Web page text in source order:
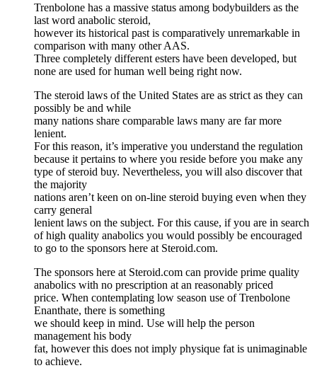
Trenbolone has a massive status among bodybuilders as the
last word anabolic steroid,
however its historical past is comparatively unremarkable in
comparison with many other AAS.
Three completely different esters have been developed, but
none are used for human well being right now.
The steroid laws of the United States are as strict as they can
possibly be and while
many nations share comparable laws many are far more
lenient.
For this reason, it’s imperative you understand the regulation
because it pertains to where you reside before you make any
type of steroid buy. Nevertheless, you will also discover that
the majority
nations aren’t keen on on-line steroid buying even when they
carry general
lenient laws on the subject. For this cause, if you are in search
of high quality anabolics you would possibly be encouraged
to go to the sponsors here at Steroid.com.
The sponsors here at Steroid.com can provide prime quality
anabolics with no prescription at an reasonably priced
price. When contemplating low season use of Trenbolone
Enanthate, there is something
we should keep in mind. Use will help the person
management his body
fat, however this does not imply physique fat is unimaginable
to achieve.